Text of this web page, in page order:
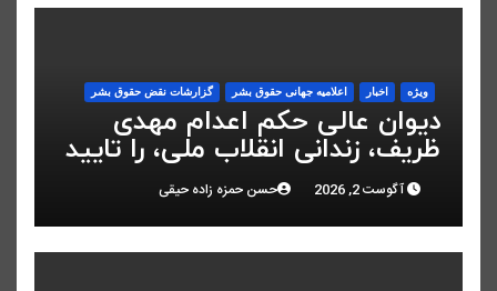
ویژه اخبار اعلاميه جهانی حقوق بشر گزارشات نقض حقوق بشر
دیوان عالی حکم اعدام مهدی
ظریف، زندانی انقلاب ملی، را تایید
کردآگوست 2, 2026 حسن حمزه زاده حیقی